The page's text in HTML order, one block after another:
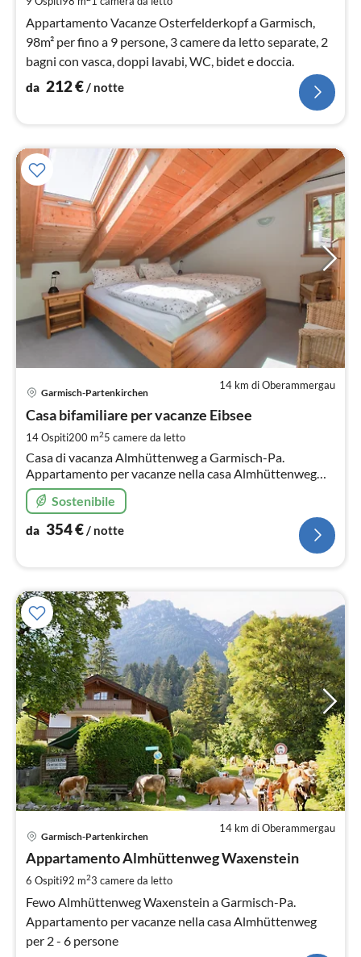
Appartamento Vacanze Osterfelderkopf a Garmisch,
98m² per fino a 9 persone, 3 camere da letto separate, 2
bagni con vasca, doppi lavabi, WC, bidet e doccia.
da 212€ / notte
14 km di Oberammergau
Garmisch-Partenkirchen
Casa bifamiliare per vacanze Eibsee
14 Ospiti200 m25 camere da letto
Casa di vacanza Almhüttenweg a Garmisch-Pa.
Appartamento per vacanze nella casa Almhüttenweg
per 6 - 14 persone
Sostenibile
da 354€/ notte
14 km di Oberammergau
Garmisch-Partenkirchen
Appartamento Almhüttenweg Waxenstein
6 Ospiti92 m23 camere da letto
Fewo Almhüttenweg Waxenstein a Garmisch-Pa.
Appartamento per vacanze nella casa Almhüttenweg
per 2 - 6 persone